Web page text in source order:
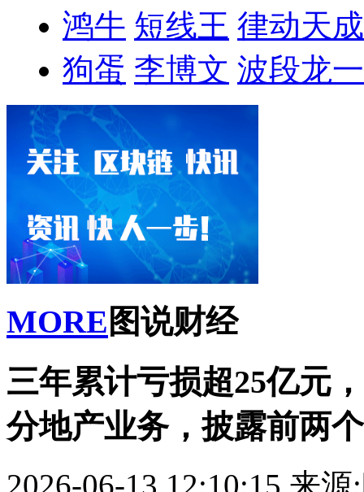
鸿牛 短线王 律动天成
狗蛋 李博文 波段龙一
MORE 图说财经
三年累计亏损超25亿元
分地产业务，披露前两